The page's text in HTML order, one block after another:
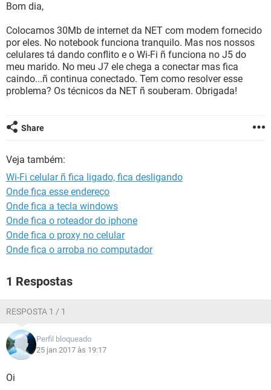
GUIA DE COMPRAS
GUIA DE COMPRAS
CELULAR
OUTLOOK EXCEL
INSTAGRAM GMAIL
GUIA DE COMPRAS
Bom dia,
Colocamos 30Mb de internet da NET com modem fornecido
por eles. No notebook funciona tranquilo. Mas nos nossos
celulares tá dando conflito e o Wi-Fi ñ funciona no J5 do
meu marido. No meu J7 ele chega a conectar mas fica
caindo...ñ continua conectado. Tem como resolver esse
problema? Os técnicos da NET ñ souberam. Obrigada!
Share
Veja também:
Wi-Fi celular ñ fica ligado, fica desligando
Onde fica esse endereço
Onde fica a tecla windows
Onde fica o roteador do iphone
Onde fica o proxy no celular
Onde fica o arroba no computador
1 Respostas
RESPOSTA 1 / 1
Perfil bloqueado
25 jan 2017 às 19:17
Oi